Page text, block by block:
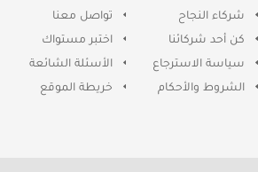
شركاء النجاح
كن أحد شركائنا
سياسة الاسترجاع
الشروط والأحكام
تواصل معنا
اختبر مستواك
الأسئلة الشائعة
خريطة الموقع